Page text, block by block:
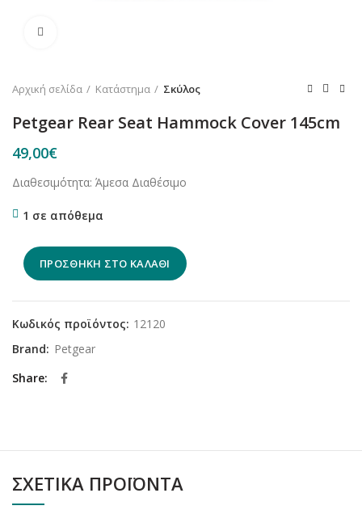
Αρχική σελίδα Κατάστημα Σκύλος
Petgear Rear Seat Hammock Cover 145cm
49,00€
Διαθεσιμότητα: Άμεσα Διαθέσιμο
1 σε απόθεμα
ΠΡΟΣΘΉΚΗ ΣΤΟ ΚΑΛΆΘΙ
Κωδικός προϊόντος: 12120
Brand: Petgear
Share
ΣΧΕΤΙΚΆ ΠΡΟΪΌΝΤΑ